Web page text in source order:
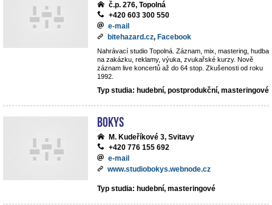
č.p. 276, Topolná
+420 603 300 550
e-mail
bitehazard.cz, Facebook
Nahrávací studio Topolná. Záznam, mix, mastering, hudba
na zakázku, reklamy, výuka, zvukařské kurzy. Nově
záznam live koncertů až do 64 stop. Zkušenosti od roku
1992.
Typ studia: hudební, postprodukční, masteringové
BoKys
M. Kudeříkové 3, Svitavy
+420 776 155 692
e-mail
www.studiobokys.webnode.cz
Typ studia: hudební, masteringové